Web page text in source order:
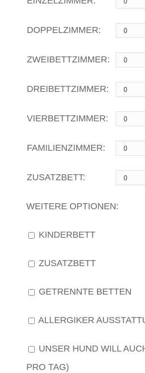
DOPPELZIMMER:
ZWEIBETTZIMMER:
DREIBETTZIMMER:
VIERBETTZIMMER:
FAMILIENZIMMER:
ZUSATZBETT:
WEITERE OPTIONEN:
KINDERBETT
ZUSATZBETT
GETRENNTE BETTEN
ALLERGIKER
UNSER HUND WILL
PRO TAG)